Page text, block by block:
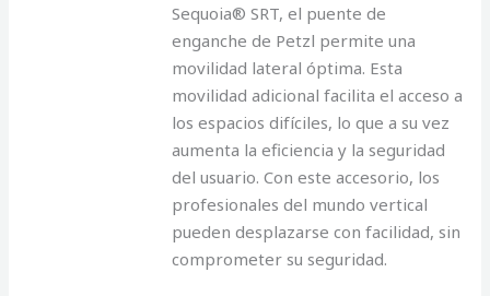
Sequoia® SRT, el puente de
enganche de Petzl permite una
movilidad lateral óptima. Esta
movilidad adicional facilita el acceso a
los espacios difíciles, lo que a su vez
aumenta la eficiencia y la seguridad
del usuario. Con este accesorio, los
profesionales del mundo vertical
pueden desplazarse con facilidad, sin
comprometer su seguridad.